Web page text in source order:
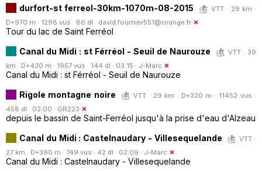
durfort-st ferreol-30km-1070m-08-2015
VTT · 29 km ·
D+970 m · 1298 vus · 86 dl · david.fournier551@orange.fr
Tour du lac de Saint Ferréol
Canal du Midi : st Férréol - Seuil de Naurouze
VTT · 39
km · D+430 m · 1957 vus · 144 dl · 03:15 · J-Marc
Canal du Midi : st Férréol - Seuil de Naurouze
Rigole montagne noire
VTT · 29 km · D+320 m · 11452 vus ·
458 dl · 02:00 · GR223
depuis le bassin de Saint-Ferréol jusqu'à la prise d'eau d'Alzeau
Canal du Midi : Castelnaudary - Villesequelande
VTT ·
27 km · D+390 m · 749 vus · 42 dl · 02:09 · J-Marc
Canal du Midi : Castelnaudary - Villesequelande